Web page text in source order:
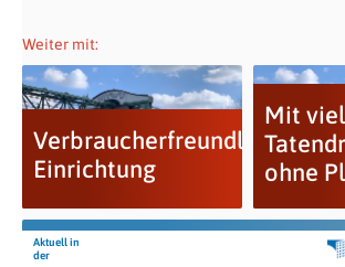
Weiter mit:
Verbraucherfreundliche
Einrichtung
Mit viel
ohne
Aktuell in
der